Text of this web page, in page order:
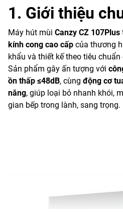
1. Giới thiệu
Máy hút mùi Canzy CZ 107Plus
kính cong cao cấp của thương
khẩu và thiết kế theo tiêu chuẩn
Sản phẩm gây ấn tượng với
ồn thấp ≤48dB, cùng động cơ
năng, giúp loại bỏ nhanh khói,
gian bếp trong lành, sang trọng.